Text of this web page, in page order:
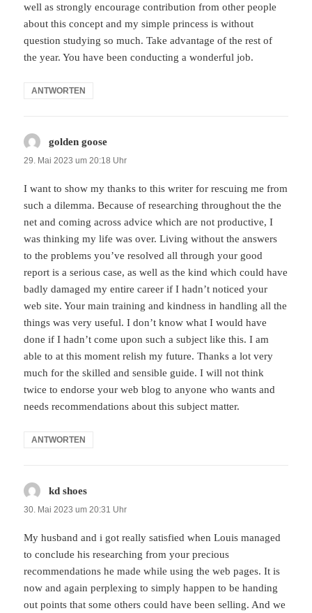
well as strongly encourage contribution from other people
about this concept and my simple princess is without
question studying so much. Take advantage of the rest of
the year. You have been conducting a wonderful job.
ANTWORTEN
golden goose
29. Mai 2023 um 20:18 Uhr
I want to show my thanks to this writer for rescuing me from
such a dilemma. Because of researching throughout the the
net and coming across advice which are not productive, I
was thinking my life was over. Living without the answers
to the problems you’ve resolved all through your good
report is a serious case, as well as the kind which could have
badly damaged my entire career if I hadn’t noticed your
web site. Your main training and kindness in handling all the
things was very useful. I don’t know what I would have
done if I hadn’t come upon such a subject like this. I am
able to at this moment relish my future. Thanks a lot very
much for the skilled and sensible guide. I will not think
twice to endorse your web blog to anyone who wants and
needs recommendations about this subject matter.
ANTWORTEN
kd shoes
30. Mai 2023 um 20:31 Uhr
My husband and i got really satisfied when Louis managed
to conclude his researching from your precious
recommendations he made while using the web pages. It is
now and again perplexing to simply happen to be handing
out points that some others could have been selling. And we